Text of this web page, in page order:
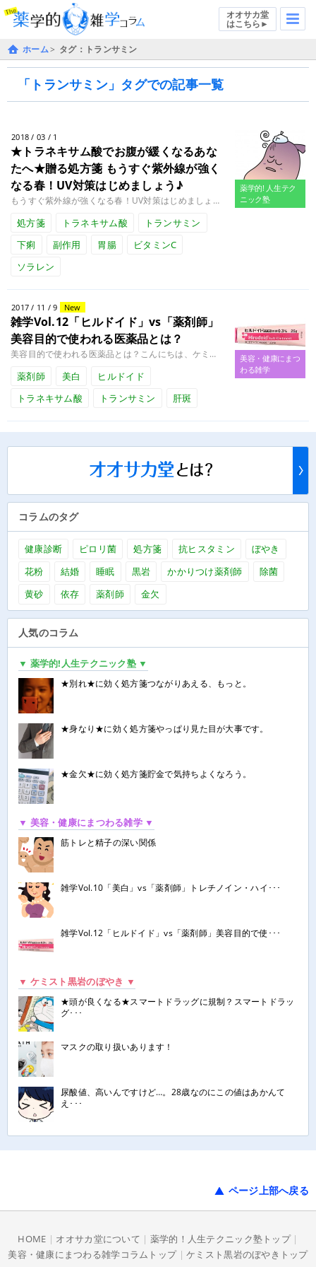
オオサカ堂
はこちら►
ホーム タグ：トランサミン
「トランサミン」タグでの記事一覧
薬学的! 人生テク
ニック塾
2018 / 03 / 1
★トラネキサム酸でお腹が緩くなるあな
たへ★贈る処方箋 もうすぐ紫外線が強く
なる春！UV対策はじめましょう♪
もうすぐ紫外線が強くなる春！UV対策はじめましょう♪みなさん！こんにちは。薬剤師・ケミスト黒岩です。今日から3月！だんだ........
処方箋 トラネキサム酸
トランサミン
下痢
副作用 胃腸
ビタミンC
ソラレン
美容・健康にまつ
わる雑学
2017 / 11 / 9 New
雑学Vol.12「ヒルドイド」vs「薬剤師」
美容目的で使われる医薬品とは？
美容目的で使われる医薬品とは？こんにちは、ケミスト黒岩です。本日は、最近話題になっているヒルドイドをはじめとした美容に使........
薬剤師 美白
ヒルドイド
トラネキサム酸
トランサミン 肝斑
コラムのタグ
健康診断 ピロリ菌 処方箋 抗ヒスタミン
ぼやき
花粉
結婚 睡眠 黒岩 かかりつけ薬剤師
除菌
黄砂
依存 薬剤師 金欠
人気のコラム
▼ 薬学的!人生テクニック塾 ▼
★別れ★に効く処方箋つながりあえる、もっと。
★身なり★に効く処方箋やっぱり見た目が大事です。
★金欠★に効く処方箋貯金で気持ちよくなろう。
▼ 美容・健康にまつわる雑学 ▼
筋トレと精子の深い関係
雑学Vol.10「美白」vs「薬剤師」トレチノイン・ハイ･･･
雑学Vol.12「ヒルドイド」vs「薬剤師」美容目的で使･･･
▼ ケミスト黒岩のぼやき ▼
★頭が良くなる★スマートドラッグに規制？スマートドラッ
グ･･･
マスクの取り扱いあります！
尿酸値、高いんですけど…。28歳なのにこの値はあかんて
え･･･
ページ上部へ戻る
HOME | オオサカ堂について | 薬学的！人生テクニック塾トップ|
美容・健康にまつわる雑学コラムトップ| ケミスト黒岩のぼやきトップ